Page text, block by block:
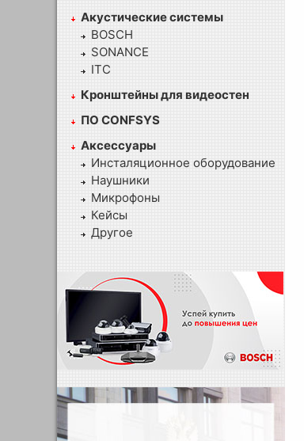
Акустические системы
BOSCH
SONANCE
ITC
Кронштейны для видеостен
ПО CONFSYS
Аксессуары
Инсталяционное оборудование
Наушники
Микрофоны
Кейсы
Другое